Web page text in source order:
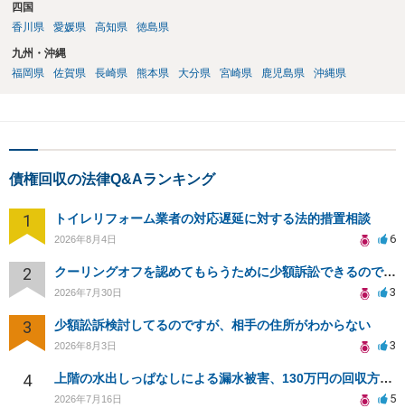
四国
香川県
愛媛県 高知県 徳島県
九州・沖縄
福岡県
佐賀県 長崎県 熊本県 大分県 宮崎県 鹿児島県 沖縄県
債権回収の法律Q&Aランキング
1 トイレリフォーム業者の対応遅延に対する法的措置相談
2026年8月4日 6
2 クーリングオフを認めてもらうために少額訴訟できるのでしょうか。
2026年7月30日 3
3 少額訟訴検討してるのですが、相手の住所がわからない
2026年8月3日 3
4 上階の水出しっぱなしによる漏水被害、130万円の回収方法を相談したい
2026年7月16日 5